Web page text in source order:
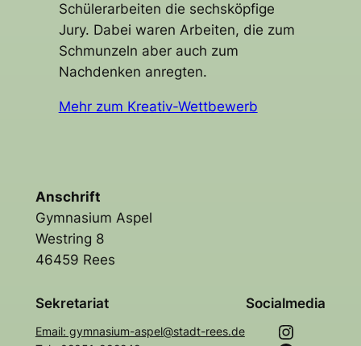
Schülerarbeiten die sechsköpfige
Jury. Dabei waren Arbeiten, die zum
Schmunzeln aber auch zum
Nachdenken anregten.
Mehr zum Kreativ-Wettbewerb
Anschrift
Gymnasium Aspel
Westring 8
46459 Rees
Sekretariat
Email: gymnasium-aspel@stadt-rees.de
Socialmedia
Instagram